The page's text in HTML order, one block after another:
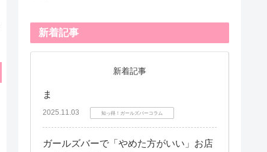
新着記事
新着記事
ま
2025.11.03 知っ得！ガールズバーコラム
ガールズバーで「やめた方がいい」お店